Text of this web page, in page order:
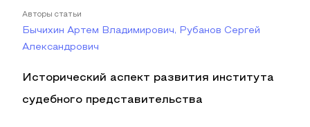
Авторы статьи
Бычихин Артем Владимирович, Рубанов Сергей
Александрович
Исторический аспект развития института
судебного представительства